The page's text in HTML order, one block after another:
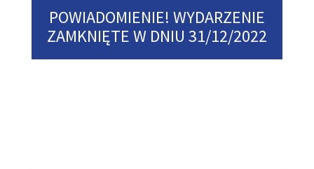
POWIADOMIENIE! WYDARZENIE
ZAMKNIĘTE W DNIU 31/12/2022